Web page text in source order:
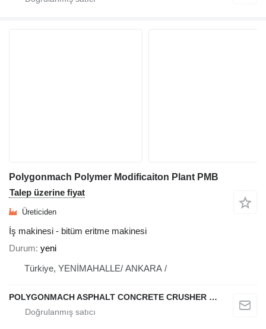
Polygonmach Polymer Modificaiton Plant PMB
Talep üzerine fiyat
Üreticiden
İş makinesi - bitüm eritme makinesi
Durum yeni
Türkiye, YENİMAHALLE/ ANKARA /
POLYGONMACH ASPHALT CONCRETE CRUSHER SYSTEMS